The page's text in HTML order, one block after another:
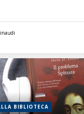
BIBLIOTECA